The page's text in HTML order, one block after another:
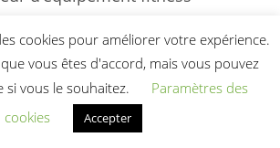
terme : conception de
du matériel, installation
cinq études de cas
cookies pour améliorer votre expérience.
vous êtes d'accord, mais vous pouvez
si vous le souhaitez.
Paramètres des
cookies
Accepter